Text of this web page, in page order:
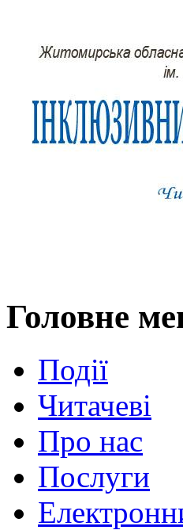
Головне
Події
Читачеві
Про нас
Послуги